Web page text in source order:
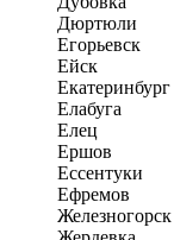
Дюртюли
Егорьевск
Ейск
Екатеринбург
Елабуга
Елец
Ершов
Ессентуки
Ефремов
Железногорск